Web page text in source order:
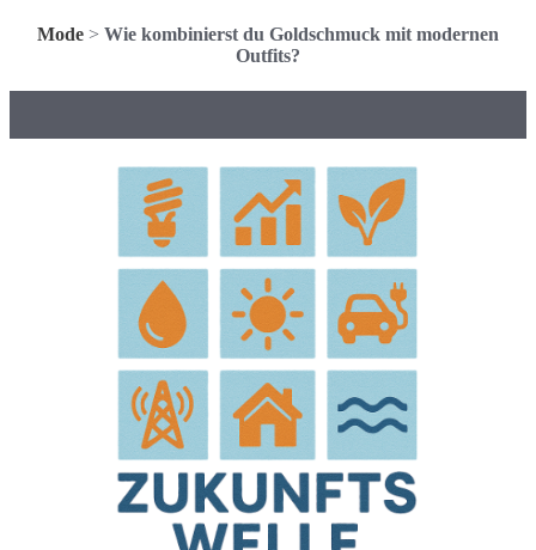
Mode > Wie kombinierst du Goldschmuck mit modernen
Outfits?